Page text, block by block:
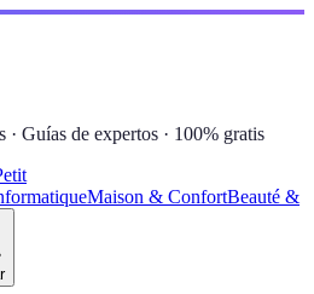
Guías de expertos · 100% gratis
Maison & ConfortBeauté &